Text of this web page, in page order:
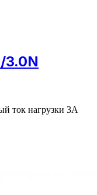
3.0N
ток нагрузки 3A